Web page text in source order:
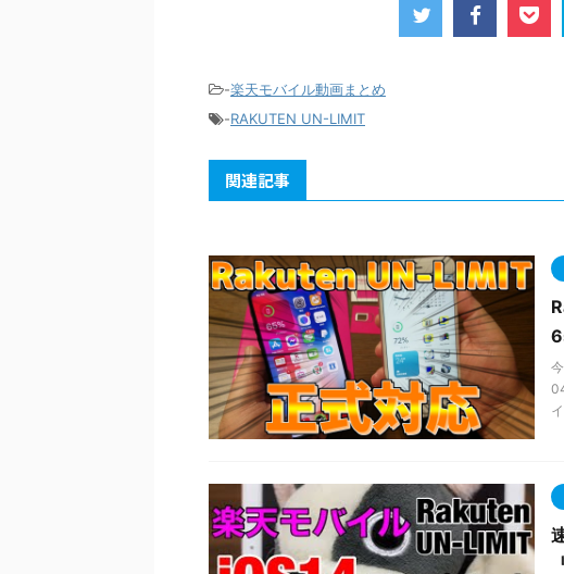
■キャンペーン概要三木谷社長の特別招待ページから楽天モバ
-楽天モバイル動画まとめ
-RAKUTEN UN-LIMIT
関連記事